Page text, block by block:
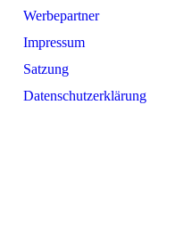
Werbepartner
Impressum
Satzung
Datenschutzerklärung